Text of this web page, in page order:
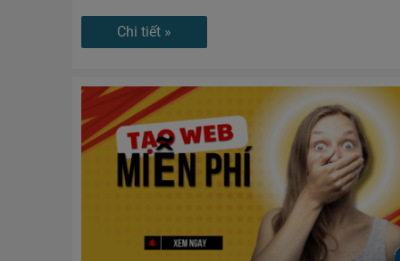
Chi tiết »
Tạo
website
miễn
phí
chuyên
nghiệp